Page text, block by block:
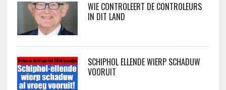
WIE CONTROLEERT DE CONTROLEURS
IN DIT LAND
SCHIPHOL ELLENDE WIERP SCHADUW
VOORUIT